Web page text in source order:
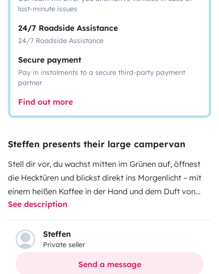
last-minute issues
24/7 Roadside Assistance
24/7 Roadside Assistance
Secure payment
Pay in instalments to a secure third-party payment
partner
Find out more
Steffen presents their large campervan
Stell dir vor, du wachst mitten im Grünen auf, öffnest
die Hecktüren und blickst direkt ins Morgenlicht – mit
einem heißen Kaffee in der Hand und dem Duft von
frischer Waldluft in der Nase. Unser Camper bietet dir
genau dieses Gefühl von Freiheit, Gemütlichkeit und
Unabhängigkeit. Dank seines durchdachten Designs
und der hochwertigen Ausstattung wird jede Reise zur
entspannten Auszeit vom Alltag.
See description
Steffen
Private seller
Send a message